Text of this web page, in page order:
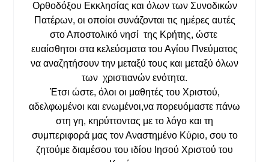
Ορθοδόξου Εκκλησίας και όλων των Συνοδικών
Πατέρων, οι οποίοι συνάζονται τις ημέρες αυτές
στο Αποστολικό νησί της Κρήτης, ώστε
ευαίσθητοι στα κελεύσματα του Αγίου Πνεύματος
να αναζητήσουν την μεταξύ τους και μεταξύ όλων
των χριστιανών ενότητα.
Έτσι ώστε, όλοι οι μαθητές του Χριστού,
αδελφωμένοι και ενωμένοι,να πορευόμαστε πάνω
στη γη, κηρύττοντας με το λόγο και τη
συμπεριφορά μας τον Αναστημένο Κύριο, σου το
ζητούμε διαμέσου του ιδίου Ιησού Χριστού του